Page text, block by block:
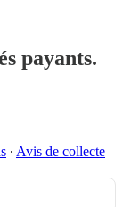
payants.
∙ Avis de collecte